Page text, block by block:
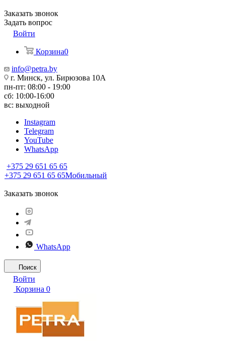
Заказать звонок
Задать вопрос
Войти
Корзина0
info@petra.by
г. Минск, ул. Бирюзова 10А
пн-пт: 08:00 - 19:00
сб: 10:00-16:00
вс: выходной
Instagram
Telegram
YouTube
WhatsApp
+375 29 651 65 65
+375 29 651 65 65Мобильный
Заказать звонок
WhatsApp
Поиск
Войти
Корзина 0